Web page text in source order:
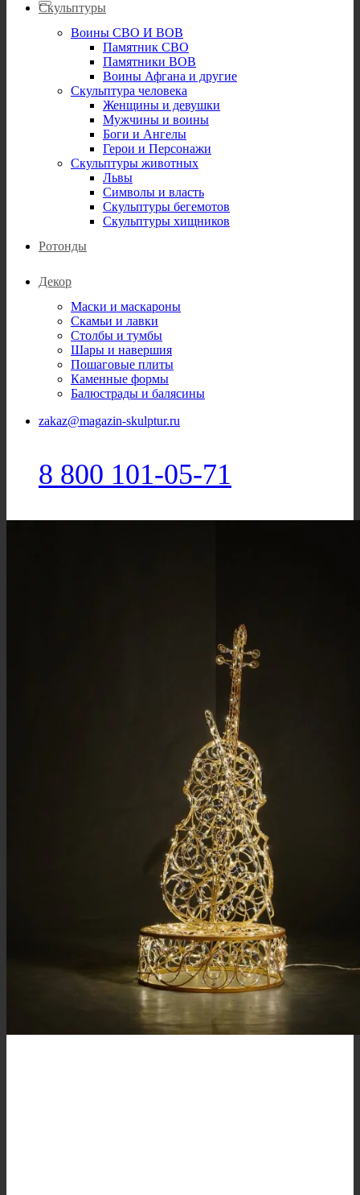
Скульптуры
Воины СВО И ВОВ
Памятник СВО
Памятники ВОВ
Воины Афгана и другие
Скульптура человека
Женщины и девушки
Мужчины и воины
Боги и Ангелы
Герои и Персонажи
Скульптуры животных
Львы
Символы и власть
Скульптуры бегемотов
Скульптуры хищников
Ротонды
Декор
Маски и маскароны
Скамьи и лавки
Столбы и тумбы
Шары и навершия
Пошаговые плиты
Каменные формы
Балюстрады и балясины
zakaz@magazin-skulptur.ru
8 800 101-05-71